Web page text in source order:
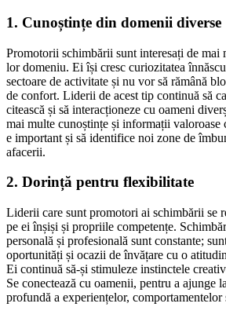
1. Cunoștințe din domenii diverse
Promotorii schimbării sunt interesați de mai
lor domeniu. Ei își cresc curiozitatea
sectoare de activitate și nu vor să rămână
de confort. Liderii de acest tip continuă să
citească și să interacționeze cu oameni
mai multe cunoștințe și informații valoroase
e important și să identifice noi zone de
afacerii.
2. Dorință pentru flexibilitate
Liderii care sunt promotori ai schimbării se
pe ei înșiși și propriile competențe.
personală și profesională sunt constante;
oportunități și ocazii de învățare cu o
Ei continuă să-și stimuleze instinctele
Se conectează cu oamenii, pentru a ajunge
profundă a experiențelor,